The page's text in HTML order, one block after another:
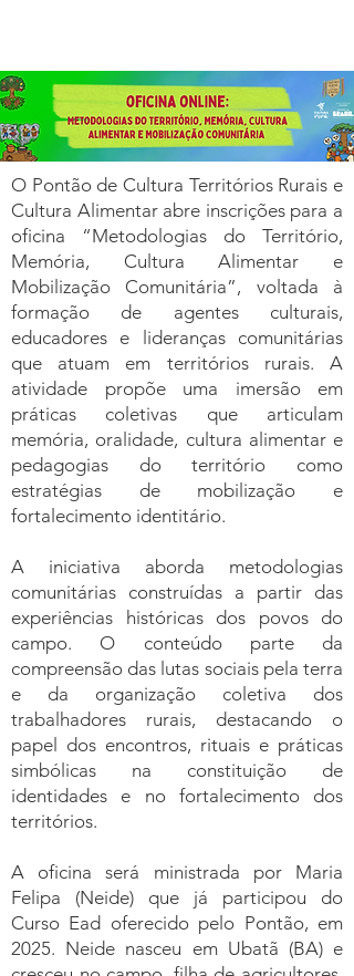
O Pontão de Cultura Territórios Rurais e
Cultura Alimentar abre inscrições para a
oficina “Metodologias do Território,
Memória, Cultura Alimentar e
Mobilização Comunitária”, voltada à
formação de agentes culturais,
educadores e lideranças comunitárias
que atuam em territórios rurais. A
atividade propõe uma imersão em
práticas coletivas que articulam
memória, oralidade, cultura alimentar e
pedagogias do território como
estratégias de mobilização e
fortalecimento identitário.
A iniciativa aborda metodologias
comunitárias construídas a partir das
experiências históricas dos povos do
campo. O conteúdo parte da
compreensão das lutas sociais pela terra
e da organização coletiva dos
trabalhadores rurais, destacando o
papel dos encontros, rituais e práticas
simbólicas na constituição de
identidades e no fortalecimento dos
territórios.
A oficina será ministrada por Maria
Felipa (Neide) que já participou do
Curso Ead oferecido pelo Pontão, em
2025. Neide nasceu em Ubatã (BA) e